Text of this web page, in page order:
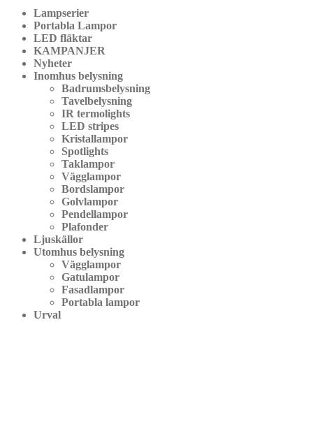
Lampserier
Portabla Lampor
LED fläktar
KAMPANJER
Nyheter
Inomhus belysning
Badrumsbelysning
Tavelbelysning
IR termolights
LED stripes
Kristallampor
Spotlights
Taklampor
Vägglampor
Bordslampor
Golvlampor
Pendellampor
Plafonder
Ljuskällor
Utomhus belysning
Vägglampor
Gatulampor
Fasadlampor
Portabla lampor
Urval